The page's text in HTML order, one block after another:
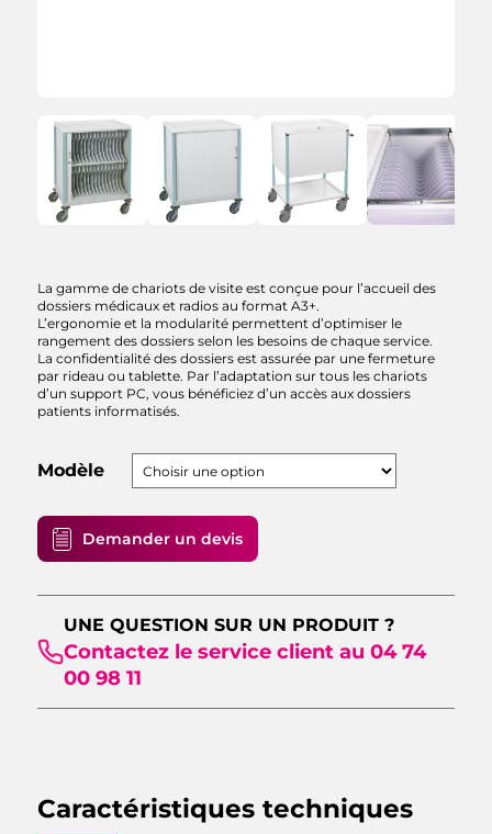
La gamme de chariots de visite est conçue pour l’accueil des
dossiers médicaux et radios au format A3+.
L’ergonomie et la modularité permettent d’optimiser le
rangement des dossiers selon les besoins de chaque service.
La confidentialité des dossiers est assurée par une fermeture
par rideau ou tablette. Par l’adaptation sur tous les chariots
d’un support PC, vous bénéficiez d’un accès aux dossiers
patients informatisés.
Modèle
Demander un devis
UNE QUESTION SUR UN PRODUIT ?
Contactez le service client au 04 74
00 98 11
Caractéristiques techniques
Chariot de visite pour
dossiers A3+
Décrivez votre projet.